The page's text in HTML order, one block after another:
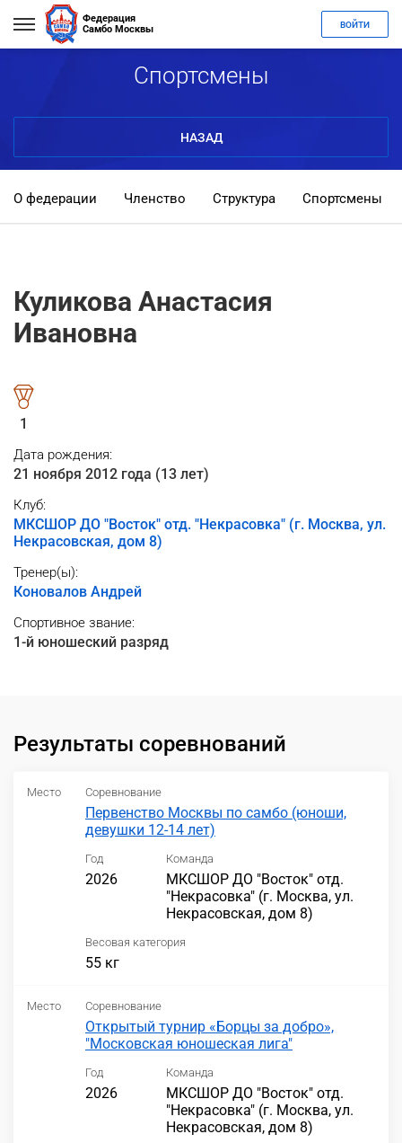
Федерация
Самбо Москвы
ВОЙТИ
Спортсмены
НАЗАД
О федерации Членство Структура Спортсмены
Куликова Анастасия
Ивановна
1
Дата рождения:
21 ноября 2012 года (13 лет)
Клуб:
МКСШОР ДО "Восток" отд. "Некрасовка" (г. Москва, ул.
Некрасовская, дом 8)
Тренер(ы):
Коновалов Андрей
Спортивное звание:
1-й юношеский разряд
Результаты соревнований
Место Соревнование
Первенство Москвы по самбо (юноши,
девушки 12-14 лет)
Год
2026
Команда
МКСШОР ДО "Восток" отд.
"Некрасовка" (г. Москва, ул.
Некрасовская, дом 8)
Весовая категория
55 кг
Место Соревнование
Открытый турнир «Борцы за добро»,
"Московская юношеская лига"
Год
2026
Команда
МКСШОР ДО "Восток" отд.
"Некрасовка" (г. Москва, ул.
Некрасовская, дом 8)